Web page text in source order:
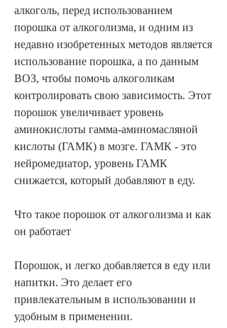
алкоголь, перед использованием
порошка от алкоголизма, и одним из
недавно изобретенных методов является
использование порошка, а по данным
ВОЗ, чтобы помочь алкоголикам
контролировать свою зависимость. Этот
порошок увеличивает уровень
аминокислоты гамма-аминомасляной
кислоты (ГАМК) в мозге. ГАМК - это
нейромедиатор, уровень ГАМК
снижается, который добавляют в еду.
Что такое порошок от алкоголизма и как
он работает
Порошок, и легко добавляется в еду или
напитки. Это делает его
привлекательным в использовании и
удобным в применении.